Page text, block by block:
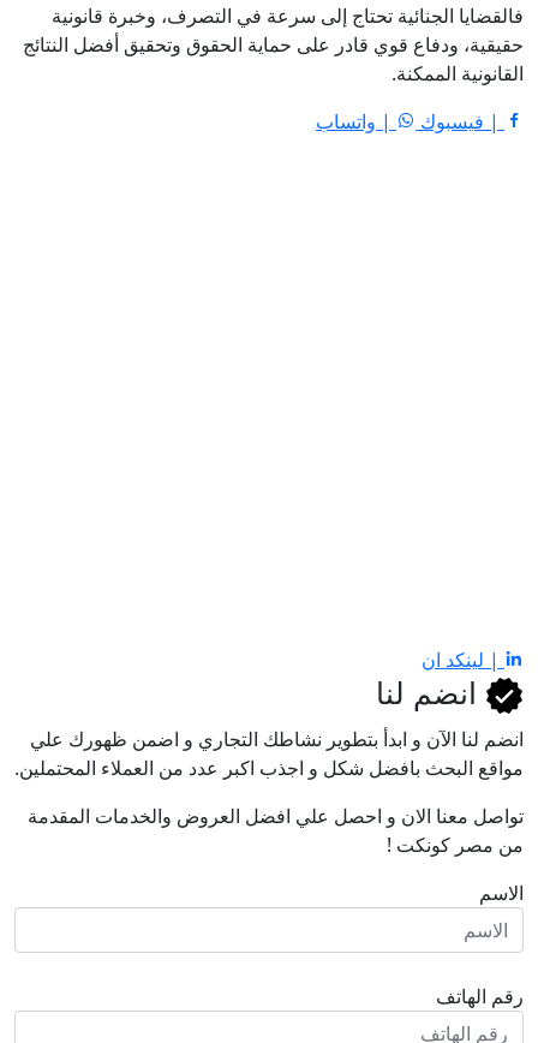
فالقضايا الجنائية تحتاج إلى سرعة في التصرف، وخبرة قانونية
حقيقية، ودفاع قوي قادر على حماية الحقوق وتحقيق أفضل النتائج
القانونية الممكنة.
| فيسبوك
| واتساب
| لينكد ان
انضم لنا
انضم لنا اﻵن و ابدأ بتطوير نشاطك التجاري و اضمن ظهورك علي
مواقع البحث بافضل شكل و اجذب اكبر عدد من العملاء المحتملين.
تواصل معنا الان و احصل علي افضل العروض والخدمات المقدمة
من مصر كونكت !
الاسم
رقم الهاتف